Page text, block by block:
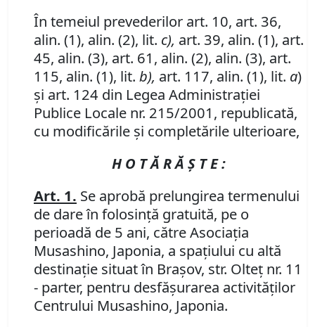
În temeiul prevederilor art. 10, art. 36,
alin. (1), alin. (2), lit. c), art. 39, alin. (1), art.
45, alin. (3), art. 61, alin. (2), alin. (3), art.
115, alin. (1), lit. b), art. 117, alin. (1), lit. a)
şi art. 124 din Legea Administraţiei
Publice Locale nr. 215/2001, republicată,
cu modificările şi completările ulterioare,
H O T Ă R Ă Ş T E :
Art. 1. Se aprobă prelungirea termenului
de dare în folosinţă gratuită, pe o
perioadă de 5 ani, către Asociaţia
Musashino, Japonia, a spaţiului cu altă
destinaţie situat în Braşov, str. Olteţ nr. 11
- parter, pentru desfăşurarea activităţilor
Centrului Musashino, Japonia.